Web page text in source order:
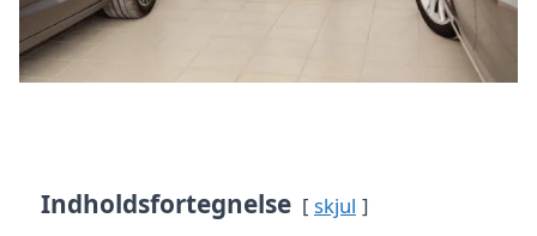
Indholdsfortegnelse skjul